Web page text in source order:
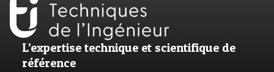
L’expertise technique et scientifique de
référence